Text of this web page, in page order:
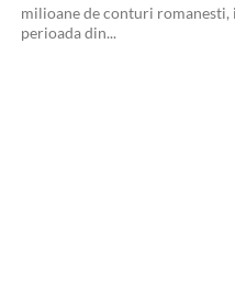
milioane de conturi romanesti,
perioada din...